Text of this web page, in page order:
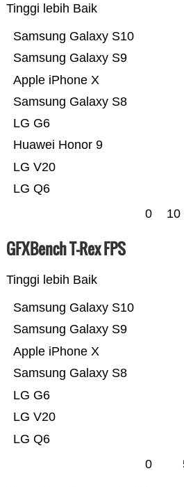
Tinggi lebih Baik
LG Q6
LG V20
Huawei Honor 9
LG G6
Samsung Galaxy S8
Apple iPhone X
Samsung Galaxy S9
Samsung Galaxy S10
0 10
GFXBench T-Rex FPS
Tinggi lebih Baik
LG Q6
LG V20
LG G6
Samsung Galaxy S8
Apple iPhone X
Samsung Galaxy S9
Samsung Galaxy S10
0